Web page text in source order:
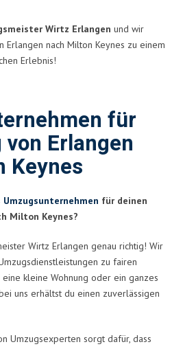
Wirtz Erlangen und wir
Erlangen nach Milton Keynes zu einem
Erlebnis!
für
Erlangen
Keynes
Umzugsunternehmen für deinen
Milton Keynes?
Wirtz Erlangen genau richtig! Wir
zu fairen
kleine Wohnung oder ein ganzes
uns erhältst du einen zuverlässigen
Umzugsexperten sorgt dafür, dass